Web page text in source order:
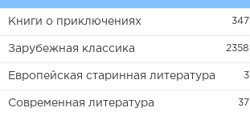
Книги о приключениях 347
Зарубежная классика 2358
Европейская старинная литература 3
Современная литература 37